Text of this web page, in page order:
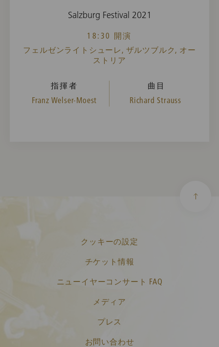
Salzburg Festival 2021
18:30 開演
フェルゼンライトシューレ, ザルツブルク, オー
ストリア
指揮者
Franz Welser-Moest
曲目
Richard Strauss
クッキーの設定
チケット情報
ニューイヤーコンサート FAQ
メディア
プレス
お問い合わせ